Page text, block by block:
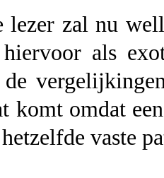
lezer zal nu
als
komt omdat
vaste